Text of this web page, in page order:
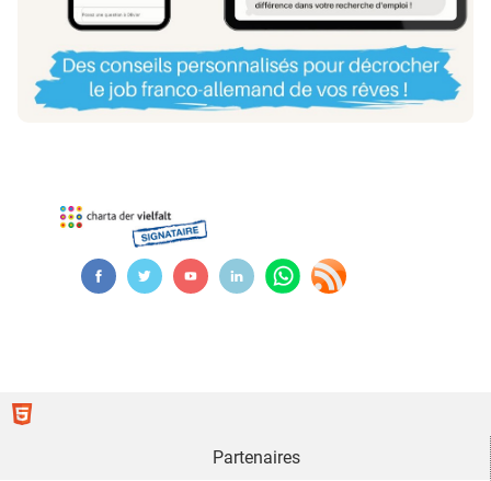
Partenaires